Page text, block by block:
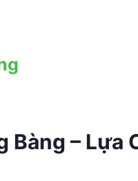
Bàng – Lựa